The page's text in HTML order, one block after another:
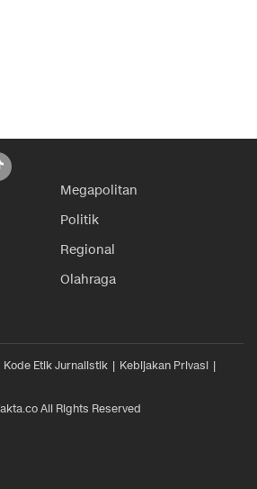
Megapolitan
Politik
Regional
Olahraga
Kode Etik Jurnalistik
Kebijakan Privasi
All Rights Reserved